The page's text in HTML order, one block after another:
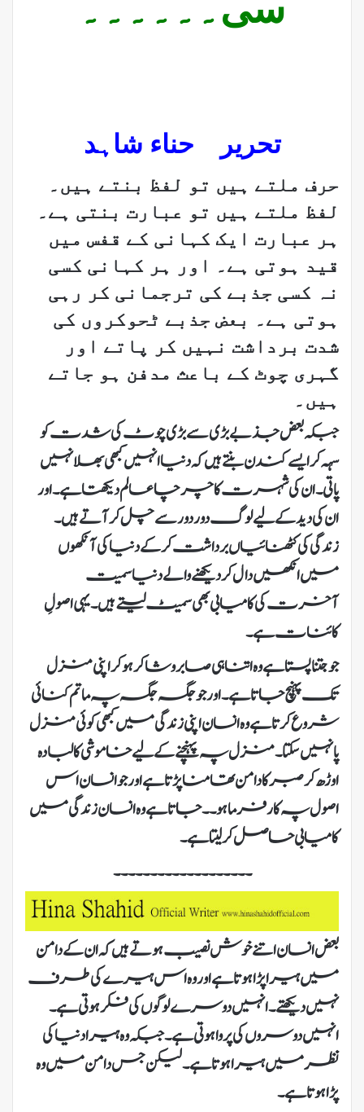
سی۔۔۔۔۔۔
تحریر حناء شاہد
حرف ملتے ہیں تو لفظ بنتے ہیں۔
لفظ ملتے ہیں تو عبارت بنتی ہے۔
ہر عبارت ایک کہانی کے قفس میں
قید ہوتی ہے۔ اور ہر کہانی کسی
نہ کسی جذبے کی ترجمانی کر رہی
ہوتی ہے۔ بعض جذبے ٹحوکروں کی
شدت برداشت نہیں کر پاتے اور
گہری چوٹ کے باعث مدفن ہو جاتے
ہیں۔
جبکہ بعض جذبے بڑی سے بڑی چوٹ کی شدت کو
سہہ کرایسے کندن بنتے ہیں کہ دنیا انہیں کبھی بھلا نہیں
پاتی۔ان کی شہرت کا چرچا عالم دیکھتا ہے۔ اور
ان کی دید کے لیے لوگ دور دور سے چل کر آتے ہیں۔
زندگی کی کٹھنائیاں برداشت کر کے دنیا کی آنکھوں
میں انکھیں دال کر دیکھنے والے دنیا سمیت
آخرت کی کامیابی بھی سمیٹ لیتے ہیں۔ یہی اصولِ
کائنات ہے۔
جو جتنا پستا ہے وہ اتنا ہی صابر و شاکر ہو کر اپنی منزل
تک پہنچ جاتا ہے۔ اور جو جگہ جگہ پہ ماتم کنائی
شروع کرتا ہے وہ انسان اپنی زندگی میں کبھی کوئی منزل
پا نہیں سکتا۔ منزل پہ پہنچنے کے لیے خاموشی کا لبادہ
اوڑھ کر صبر کا دامن تھامنا پڑتا ہے اور جو انسان اس
اصول پہ کارفرما ہو ۔۔جاتا ہے وہ انسان زندگی میں
کامیابی حاصل کر لیتا ہے۔
۔۔۔۔۔۔۔۔۔۔۔۔۔۔۔۔۔۔۔
بعض انسان اتنے خوش نصیب ہوتے ہیں کہ ان کے دامن
میں ہیرا پڑا ہوتا ہے اور وہ اس ہیرے کی طرف
نہیں دیکھتے۔ انہیں دوسرے لوگوں کی فکر ہوتی ہے۔
انہیں دوسروں کی پروا ہوتی ہے۔ جبکہ وہ ہیرا دنیا کی
نظر میں ہیرا ہوتا ہے۔ لیکن جس دامن میں وہ
پڑا ہوتا ہے۔